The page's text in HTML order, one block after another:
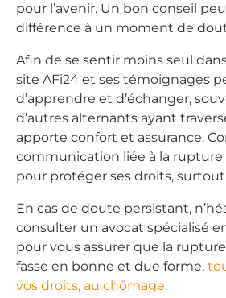
pour l’avenir. Un bon conseil
différence à un moment de
Afin de se sentir moins seul
site AFi24 et ses témoignages
d’apprendre et d’échanger,
d’autres alternants ayant
apporte confort et assurance.
communication liée à la
pour protéger ses droits,
En cas de doute persistant,
consulter un avocat spécialisé
pour vous assurer que la
fasse en bonne et due forme,
vos droits, au chômage.